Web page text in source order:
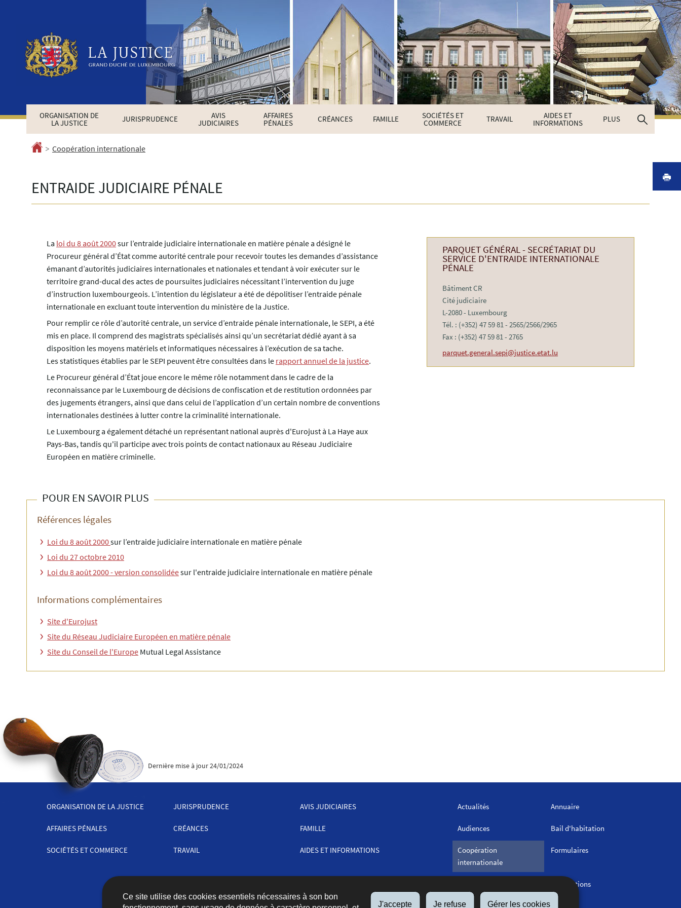
Ce site utilise des cookies essentiels nécessaires à son bon
J'accepte Je refuse Gérer les cookies
navigation
ORGANISATION DE
LA JUSTICE JURISPRUDENCE AVIS
JUDICIAIRES
AFFAIRES
PÉNALES CRÉANCES FAMILLE SOCIÉTÉS ET
COMMERCE TRAVAIL AIDES ET
INFORMATIONS PLUS
Accueil
> Coopération internationale
ENTRAIDE JUDICIAIRE PÉNALE
La loi du 8 août 2000sur l’entraide judiciaire internationale en matière pénale a désigné le
Procureur général d’État comme autorité centrale pour recevoir toutes les demandes d’assistance
émanant d’autorités judiciaires internationales et nationales et tendant à voir exécuter sur le
territoire grand-ducal des actes de poursuites judiciaires nécessitant l’intervention du juge
d’instruction luxembourgeois. L’intention du législateur a été de dépolitiser l’entraide pénale
internationale en excluant toute intervention du ministère de la Justice.
Pour remplir ce rôle d’autorité centrale, un service d’entraide pénale internationale, le SEPI, a été
mis en place. Il comprend des magistrats spécialisés ainsi qu’un secrétariat dédié ayant à sa
disposition les moyens matériels et informatiques nécessaires à l’exécution de sa tache.
Les statistiques établies par le SEPI peuvent être consultées dans le rapport annuel de la justice.
Le Procureur général d’État joue encore le même rôle notamment dans le cadre de la
reconnaissance par le Luxembourg de décisions de confiscation et de restitution ordonnées par
des jugements étrangers, ainsi que dans celui de l’application d’un certain nombre de conventions
internationales destinées à lutter contre la criminalité internationale.
Le Luxembourg a également détaché un représentant national auprès d'Eurojust à La Haye aux
Pays-Bas, tandis qu'il participe avec trois points de contact nationaux au Réseau Judiciaire
Européen en matière criminelle.
PARQUET GÉNÉRAL - SECRÉTARIAT DU
SERVICE D'ENTRAIDE INTERNATIONALE
PÉNALE
Bâtiment CR
Cité judiciaire
L-2080 - Luxembourg
Tél. : (+352) 47 59 81 - 2565/2566/2965
Fax : (+352) 47 59 81 - 2765
parquet.general.sepi@justice.etat.lu
POUR EN SAVOIR PLUS
Références légales
Loi du 8 août 2000sur l’entraide judiciaire internationale en matière pénale
Loi du 27 octobre 2010
Loi du 8 août 2000 - version consolidéesur l'entraide judiciaire internationale en matière pénale
Informations complémentaires
Site d'Eurojust
Site du Réseau Judiciaire Européen en matière pénale
Site du Conseil de l'Europe Mutual Legal Assistance
Dernière mise à jour24/01/2024
MENU
DE
ORGANISATION DE LA JUSTICE JURISPRUDENCE AVIS JUDICIAIRES
AFFAIRES PÉNALES CRÉANCES FAMILLE
SOCIÉTÉS ET COMMERCE TRAVAIL AIDES ET INFORMATIONS
Actualités Annuaire
Audiences Bail d'habitation
Coopération
internationale
Formulaires
Publications
Statistiques - Séries